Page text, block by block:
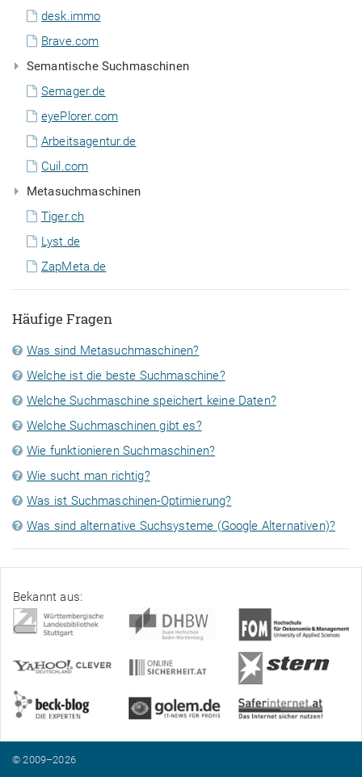
desk.immo
Brave.com
Semantische Suchmaschinen
Semager.de
eyePlorer.com
Arbeitsagentur.de
Cuil.com
Metasuchmaschinen
Tiger.ch
Lyst.de
ZapMeta.de
Häufige Fragen
Was sind Metasuchmaschinen?
Welche ist die beste Suchmaschine?
Welche Suchmaschine speichert keine Daten?
Welche Suchmaschinen gibt es?
Wie funktionieren Suchmaschinen?
Wie sucht man richtig?
Was ist Suchmaschinen-Optimierung?
Was sind alternative Suchsysteme (Google Alternativen)?
Bekannt aus:
© 2009–2026